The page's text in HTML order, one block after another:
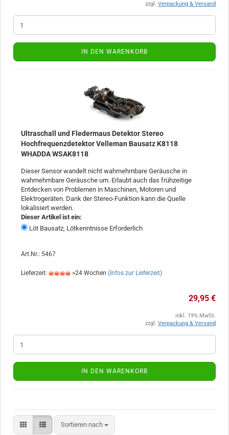
zzgl. Verpackung & Versand
IN DEN WARENKORB
Ultraschall und Fledermaus Detektor Stereo
Hochfrequenzdetektor Velleman Bausatz K8118
WHADDA WSAK8118
Dieser Sensor wandelt nicht wahrnehmbare Geräusche in
wahrnehmbare Geräusche um. Erlaubt auch das frühzeitige
Entdecken von Problemen in Maschinen, Motoren und
Elektrogeräten. Dank der Stereo-Funktion kann die Quelle
lokalisiert werden.
Dieser Artikel ist ein:
Löt Bausatz, Lötkenntnisse Erforderlich
Art.Nr.: 5467
Lieferzeit: >24 Wochen (Infos zur Lieferzeit)
29,95 €
inkl. 19% MwSt.
zzgl. Verpackung & Versand
IN DEN WARENKORB
Sortieren nach
Sortieren nach